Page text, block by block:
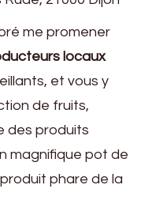
me promener
locaux
et vous y
de fruits,
des produits
magnifique pot de
phare de la